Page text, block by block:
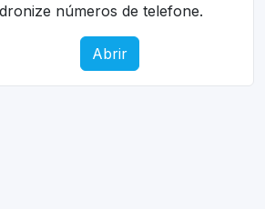
números de telefone.
Abrir